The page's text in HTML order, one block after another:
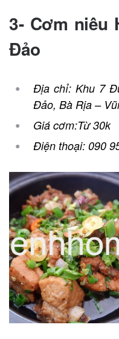
3- Cơm niêu
Đảo
Địa chỉ: Khu 7
Đảo, Bà Rịa –
Giá cơm:Từ 30k
Điện thoại: 090